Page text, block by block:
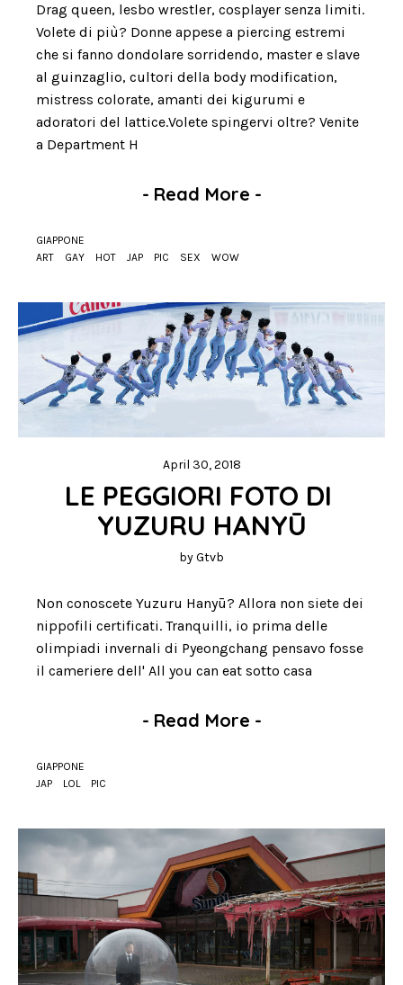
Drag queen, lesbo wrestler, cosplayer senza limiti.
Volete di più? Donne appese a piercing estremi
che si fanno dondolare sorridendo, master e slave
al guinzaglio, cultori della body modification,
mistress colorate, amanti dei kigurumi e
adoratori del lattice.Volete spingervi oltre? Venite
a Department H
- Read More -
GIAPPONE
ART
GAY HOT JAP PIC SEX WOW
April 30, 2018
LE PEGGIORI FOTO DI
YUZURU HANYŪ
byGtvb
Non conoscete Yuzuru Hanyū? Allora non siete dei
nippofili certificati. Tranquilli, io prima delle
olimpiadi invernali di Pyeongchang pensavo fosse
il cameriere dell' All you can eat sotto casa
- Read More -
GIAPPONE
JAP
LOL PIC